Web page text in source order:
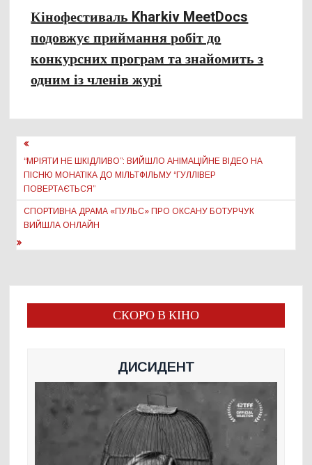
Кінофестиваль Kharkiv MeetDocs
подовжує приймання робіт до
конкурсних програм та знайомить з
одним із членів журі
Навігація
записів
“МРІЯТИ НЕ ШКІДЛИВО”: ВИЙШЛО АНІМАЦІЙНЕ ВІДЕО НА
ПІСНЮ МОНАТІКА ДО МІЛЬТФІЛЬМУ “ГУЛЛІВЕР
ПОВЕРТАЄТЬСЯ”
СПОРТИВНА ДРАМА «ПУЛЬС» ПРО ОКСАНУ БОТУРЧУК
ВИЙШЛА ОНЛАЙН
СКОРО В КІНО
ДИСИДЕНТ